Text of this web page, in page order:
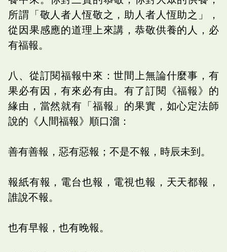
所謂「敬人者人恆敬之，助人者人恆助之」，
從因果感應的道理上來講，恭敬供養的人，必
有福報。
八、從訂閱福報中來：世間上無論什麼事，有
果必有因，有來必有由。有了訂閱《福報》的
緣由，當然就有「福報」的果實，如心定法師
說的《人間福報》順口溜：
善有善報，惡有惡報；不是不報，時辰未到。
報紙有報，電台也報，電視也報，天天都報，
誰說不報。
也有早報，也有晚報。